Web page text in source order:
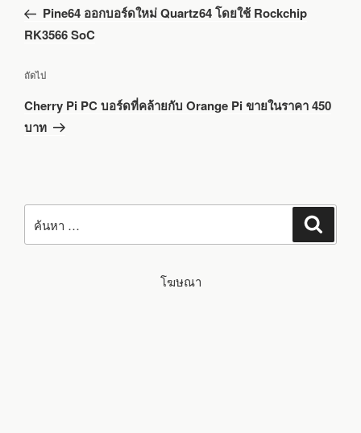
Pine64 ออกบอร์ดใหม่ Quartz64 โดยใช้ Rockchip
RK3566 SoC
เรื่อง
ถัดไป
Cherry Pi PC บอร์ดที่คล้ายกับ Orange Pi ขายในราคา 450
บาท
ค้นหา:
โฆษณา